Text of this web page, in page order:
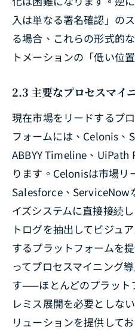
入は単なる署名確認」の
る場合、これらの形式的
トメーションの「低い位
2.3 主要なプロセスマイ
現在市場をリードするプ
フォームには、Celonis、
ABBYY Timeline、
ります。Celonisは市場リ
Salesforce、ServiceNow
イズシステムに直接接続
トログを抽出してビジュ
するプラットフォームを
ってプロセスマイニング
す——ほとんどのプラット
レミス展開を必要としな
リューションを提供して